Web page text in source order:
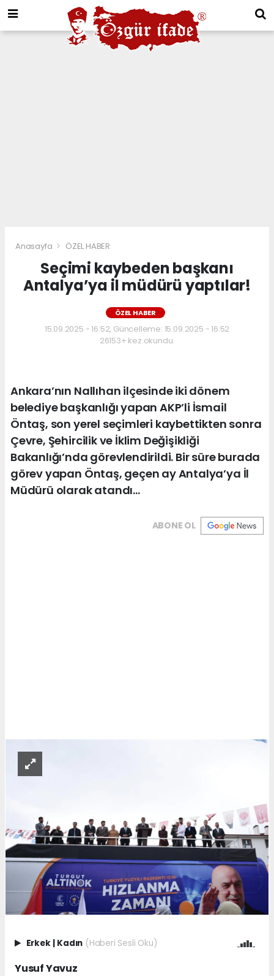
Anasayfa ÖZEL HABER
Seçimi kaybeden başkanı
Antalya’ya il müdürü yaptılar!
ÖZEL HABER
15.09.2025 - 16:52, Güncelleme: 15.09.2025 - 16:52
26153+ kez okundu.
Ankara’nın Nallıhan ilçesinde iki dönem
belediye başkanlığı yapan AKP’li İsmail
Öntaş, son yerel seçimleri kaybettikten sonra
Çevre, Şehircilik ve İklim Değişikliği
Bakanlığı’nda görevlendirildi. Bir süre burada
görev yapan Öntaş, geçen ay Antalya’ya İl
Müdürü olarak atandı…
ABONE OL
Erkek | Kadın (Haberi Sesli Oku)
Yusuf Yavuz